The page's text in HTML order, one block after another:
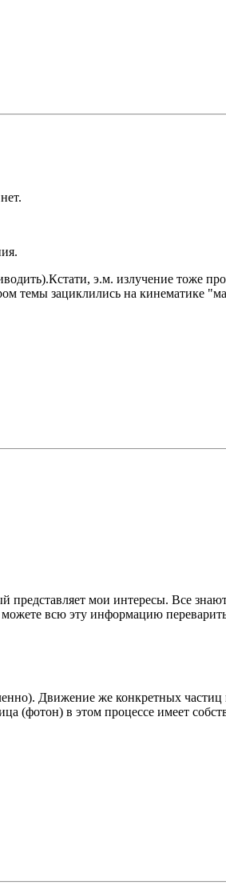
э.м. излучение тоже
темы зациклились на кинематике
мои интересы. Все
всю эту информацию
Движение же конкретных частиц
в этом процессе имеет